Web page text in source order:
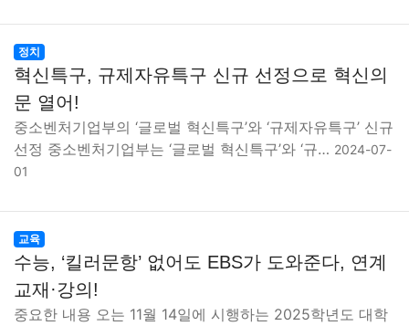
게임
맛집 IT
의료 의학 경제 마케팅 부동산 외국어 교육
정치
혁신특구, 규제자유특구 신규 선정으로 혁신의
문 열어!
중소벤처기업부의 ‘글로벌 혁신특구’와 ‘규제자유특구’ 신규
선정 중소벤처기업부는 ‘글로벌 혁신특구’와 ‘규… 2024-07-
01
교육
수능, ‘킬러문항’ 없어도 EBS가 도와준다, 연계
교재·강의!
중요한 내용 오는 11월 14일에 시행하는 2025학년도 대학